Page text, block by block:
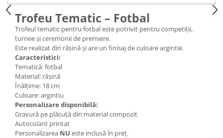
Trofeu Tematic – Fotbal
Trofeul tematic pentru fotbal este potrivit pentru competiții,
turnee și ceremonii de premiere.
Este realizat din rășină și are un finisaj de culoare argintie.
Caracteristici:
Tematică: fotbal
Material: rășină
Înălțime: 18 cm
Culoare: argintiu
Personalizare disponibilă:
Gravură pe plăcuță din material compozit
Autocolant printat
Personalizarea NU este inclusă în preț.